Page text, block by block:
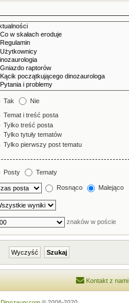
Tak Nie
Temat i treść posta
Tylko treść posta
Tylko tytuły tematów
Tylko pierwszy post tematu
Posty Tematy
Rosnąco Malejąco
znaków w poście
Kontakt z nami